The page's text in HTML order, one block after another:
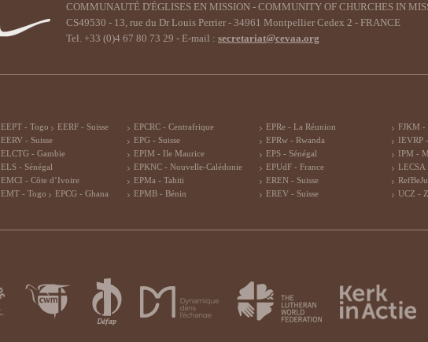
COMMUNAUTÉ D'ÉGLISES EN MISSION - COMMUNITY OF CHURCHES IN
CS49530 - 13, rue du Dr Louis Perrier - 34961 Montpellier Cedex 2 - FRANCE
Tel. +33 (0)4 67 80 73 29 - E-mail : secretariat@cevaa.org
EEPT - Togo
EERF - Suisse
EERV - Suisse
ELCTG - Gambie
ELS - Sénégal
EMCI - Côte d’Ivoire
EMT - Togo
EPCG - Ghana
EPCRC - Centrafrique
EPG - Suisse
EPIM - Ile Maurice
EPKNC - Nouvelle-Calédonie
EPMa - Tahiti
EPMB - Bénin
EPRe - La Réunion
EPRw - Rwanda
EPS - Sénégal
EPUdF - France
EREN - Suisse
EREV - Suisse
FJKM -
IEVRP
IPM -
LECSA
UCZ -